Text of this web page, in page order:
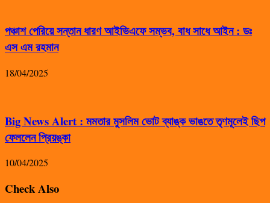
পঞ্চাশ পেরিয়ে সন্তান ধারণ আইভিএফে সম্ভব, বাধ সাধে আইন : ডঃ
এস এম রহমান
18/04/2025
Big News Alert : মমতার মুসলিম ভোট ব্যাঙ্ক ভাঙতে তৃণমূলেই ছিপ
ফেললেন প্রিয়ঙ্কা
10/04/2025
Check Also